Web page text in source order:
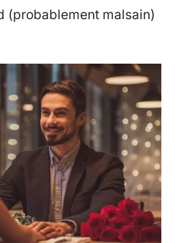
(probablement malsain)